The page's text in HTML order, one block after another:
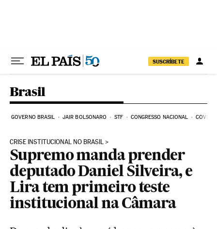
SUSCRÍBETE
Brasil
GOVERNO BRASIL JAIR BOLSONARO STF CONGRESSO NACIONAL COVID-
CRISE INSTITUCIONAL NO BRASIL
Supremo manda prender
deputado Daniel Silveira, e
Lira tem primeiro teste
institucional na Câmara